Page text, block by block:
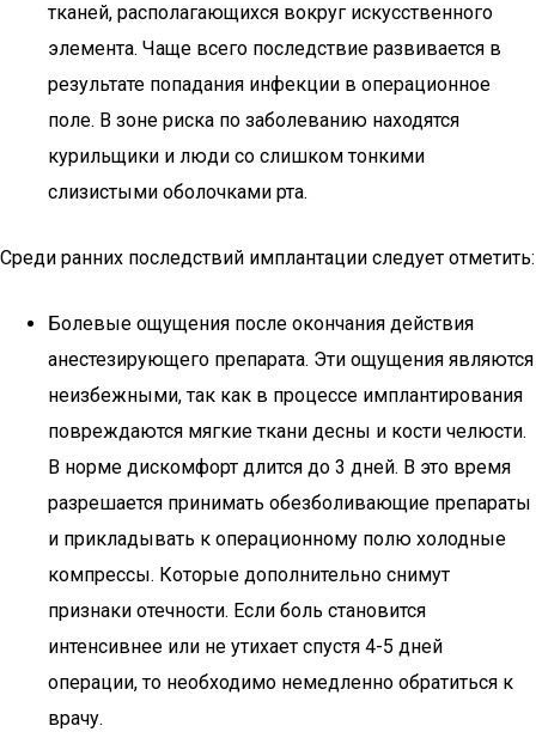
тканей, располагающихся вокруг искусственного
элемента. Чаще всего последствие развивается в
результате попадания инфекции в операционное
поле. В зоне риска по заболеванию находятся
курильщики и люди со слишком тонкими
слизистыми оболочками рта.
Среди ранних последствий имплантации следует отметить:
Болевые ощущения после окончания действия
анестезирующего препарата. Эти ощущения являются
неизбежными, так как в процессе имплантирования
повреждаются мягкие ткани десны и кости челюсти.
В норме дискомфорт длится до 3 дней. В это время
разрешается принимать обезболивающие препараты
и прикладывать к операционному полю холодные
компрессы. Которые дополнительно снимут
признаки отечности. Если боль становится
интенсивнее или не утихает спустя 4-5 дней
операции, то необходимо немедленно обратиться к
врачу.